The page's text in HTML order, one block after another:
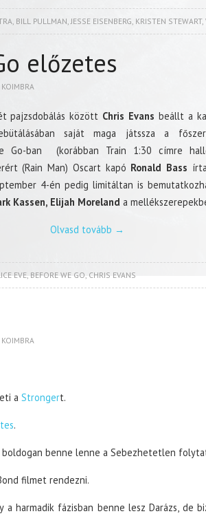
, BILL PULLMAN,JESSE EISENBERG, KRISTEN STEWART,
előzetes
KOIMBRA
pajzsdobálás között Chris Evans beállt a
saját maga játssza a
Go-ban (korábban Train 1:30 címre
(Rain Man) Oscart kapó Ronald Bass
4-én pedig limitáltan is
Kassen, Elijah Moreland a
Olvasd tovább →
EVE, BEFORE WE GO, CHRIS EVANS
KOIMBRA
a Strongert.
.
boldogan benne lenne a Sebezhetetlen
filmet rendezni.
a harmadik fázisban benne lesz Darázs, de